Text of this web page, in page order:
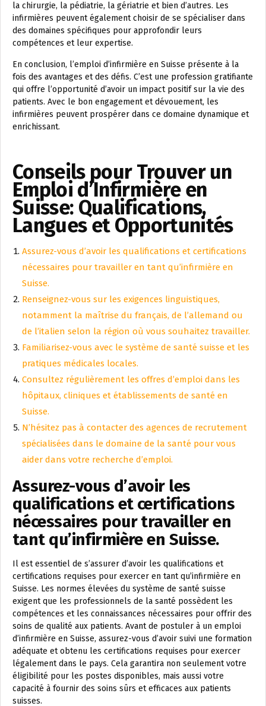
la chirurgie, la pédiatrie, la gériatrie et bien d’autres. Les
infirmières peuvent également choisir de se spécialiser dans
des domaines spécifiques pour approfondir leurs
compétences et leur expertise.
En conclusion, l’emploi d’infirmière en Suisse présente à la
fois des avantages et des défis. C’est une profession gratifiante
qui offre l’opportunité d’avoir un impact positif sur la vie des
patients. Avec le bon engagement et dévouement, les
infirmières peuvent prospérer dans ce domaine dynamique et
enrichissant.
Conseils pour Trouver un
Emploi d’Infirmière en
Suisse: Qualifications,
Langues et Opportunités
Assurez-vous d’avoir les qualifications et certifications
nécessaires pour travailler en tant qu’infirmière en
Suisse.
Renseignez-vous sur les exigences linguistiques,
notamment la maîtrise du français, de l’allemand ou
de l’italien selon la région où vous souhaitez travailler.
Familiarisez-vous avec le système de santé suisse et les
pratiques médicales locales.
Consultez régulièrement les offres d’emploi dans les
hôpitaux, cliniques et établissements de santé en
Suisse.
N’hésitez pas à contacter des agences de recrutement
spécialisées dans le domaine de la santé pour vous
aider dans votre recherche d’emploi.
Assurez-vous d’avoir les
qualifications et certifications
nécessaires pour travailler en
tant qu’infirmière en Suisse.
Il est essentiel de s’assurer d’avoir les qualifications et
certifications requises pour exercer en tant qu’infirmière en
Suisse. Les normes élevées du système de santé suisse
exigent que les professionnels de la santé possèdent les
compétences et les connaissances nécessaires pour offrir des
soins de qualité aux patients. Avant de postuler à un emploi
d’infirmière en Suisse, assurez-vous d’avoir suivi une formation
adéquate et obtenu les certifications requises pour exercer
légalement dans le pays. Cela garantira non seulement votre
éligibilité pour les postes disponibles, mais aussi votre
capacité à fournir des soins sûrs et efficaces aux patients
suisses.